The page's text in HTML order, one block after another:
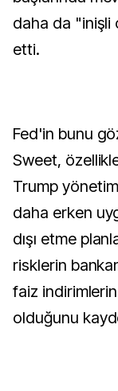
daha da "inişli
etti.
Fed'in bunu
Sweet,
Trump
daha erken
dışı etme
risklerin
faiz
olduğunu